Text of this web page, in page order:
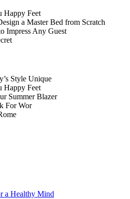
Happy Feet
a Master Bed from Scratch
Impress Any Guest
Style Unique
Happy Feet
Summer Blazer
For Wor
a Healthy Mind